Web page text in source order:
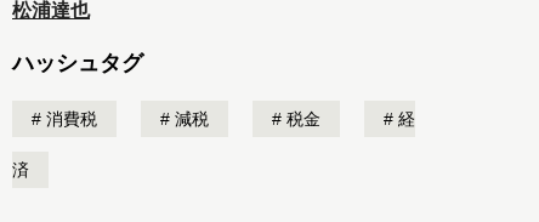
松浦達也
ハッシュタグ
消費税 減税 税金 経
済